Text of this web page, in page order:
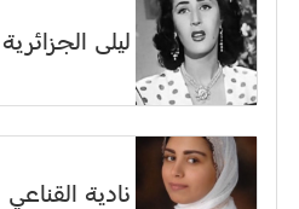
ليلى الجزائرية
نادية القناعي